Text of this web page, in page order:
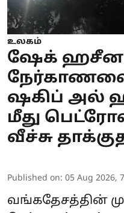
உலகம்
ஷேக்
ஷகிப் அல்
மீது
வீச்சு
Published on: 05 Aug 2026,
வங்கதேசத்தின்